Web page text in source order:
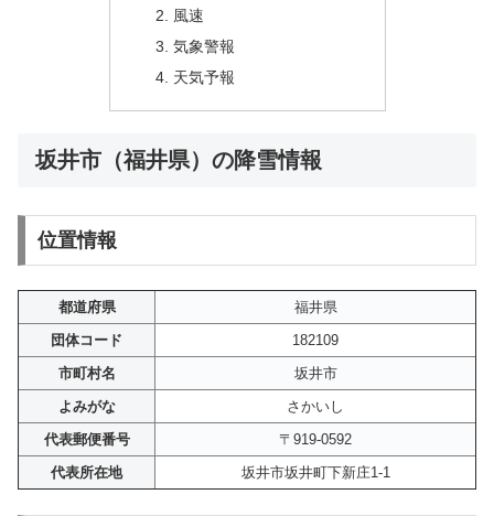
風速
気象警報
天気予報
坂井市（福井県）の降雪情報
位置情報
都道府県
福井県
団体コード
182109
市町村名
坂井市
よみがな
さかいし
代表郵便番号
〒919-0592
代表所在地
坂井市坂井町下新庄1-1